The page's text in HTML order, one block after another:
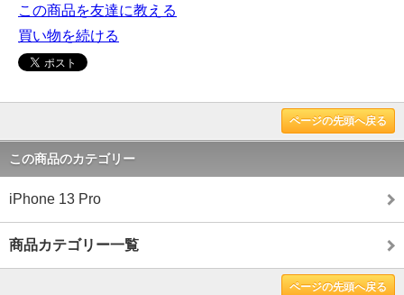
この商品を友達に教える
買い物を続ける
ページの先頭へ戻る
この商品のカテゴリー
iPhone 13 Pro
商品カテゴリー一覧
ページの先頭へ戻る